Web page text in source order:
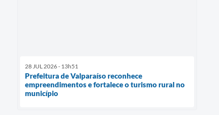
28 JUL 2026 - 13h51
Prefeitura de Valparaíso reconhece
empreendimentos e fortalece o turismo rural no
município